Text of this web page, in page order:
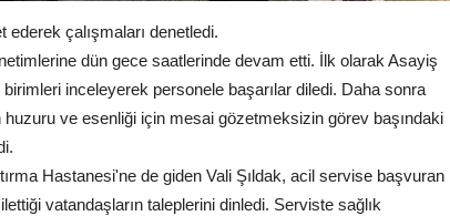
çalışmaları denetledi.
dün gece saatlerinde devam etti. İlk olarak Asayiş
inceleyerek personele başarılar diledi. Daha sonra
huzuru ve esenliği için mesai gözetmeksizin görev başındaki
Hastanesi'ne de giden Vali Şıldak, acil servise başvuran
vatandaşların taleplerini dinledi. Serviste sağlık
Ekonomi